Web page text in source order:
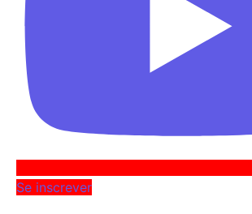
Se inscrever